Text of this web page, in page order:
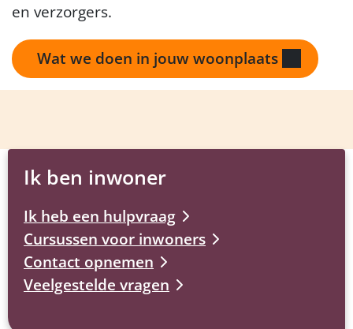
en verzorgers.
Wat we doen in jouw woonplaats
Ik ben inwoner
Ik heb een hulpvraag
Cursussen voor inwoners
Contact opnemen
Veelgestelde vragen